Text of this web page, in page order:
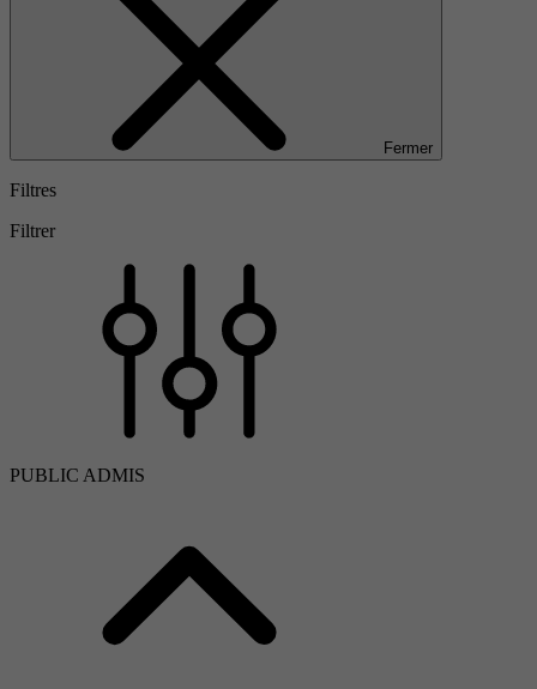
Fermer
Filtres
Filtrer
PUBLIC ADMIS